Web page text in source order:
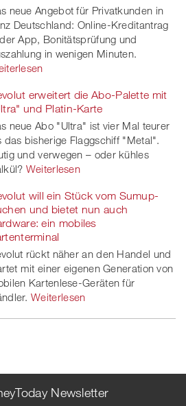
neue Angebot für Privatkunden in
Deutschland: Online-Kreditantrag
App, Bonitätsprüfung und
in wenigen Minuten.
erweitert die Abo-Palette mit
und Platin-Karte
neue Abo "Ultra" ist vier Mal teurer
das bisherige Flaggschiff "Metal".
und verwegen – oder kühles
Weiterlesen
will ein Stück vom Sumup-
und bietet nun auch
ein mobiles
rückt näher an den Handel und
mit einer eigenen Generation von
Kartenlese-Geräten für
Weiterlesen
Newsletter